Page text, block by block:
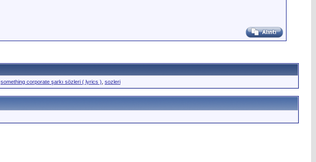
something corporate şarkı sözleri ( lyrics ) sozleri